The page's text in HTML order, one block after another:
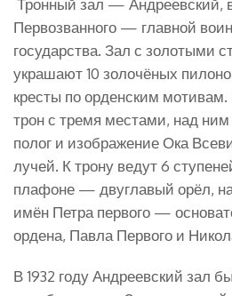
Тронный зал — Андреевский,
Первозванного — главной
государства. Зал с золотыми
украшают 10 золочёных
кресты по орденским
трон с тремя местами, над
полог и изображение Ока
лучей. К трону ведут 6
плафоне — двуглавый орёл,
имён Петра первого —
ордена, Павла Первого и
В 1932 году Андреевский зал